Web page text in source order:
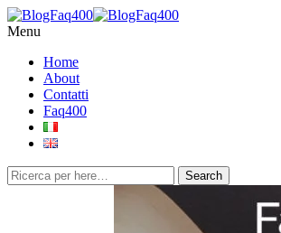
Menu
Home
About
Contatti
Faq400